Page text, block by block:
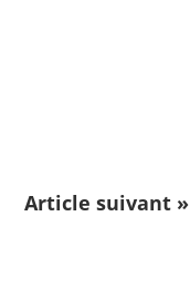
Article suivant »